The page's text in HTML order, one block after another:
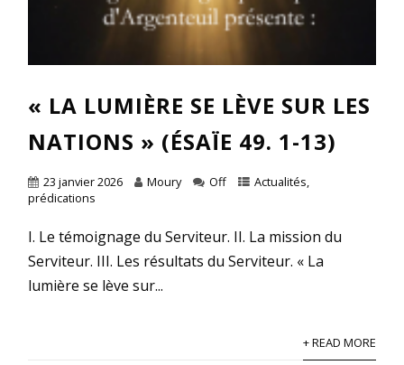
« LA LUMIÈRE SE LÈVE SUR LES
NATIONS » (ÉSAÏE 49. 1-13)
23 janvier 2026 Moury Off Actualités,
prédications
I. Le témoignage du Serviteur. II. La mission du
Serviteur. III. Les résultats du Serviteur. « La
lumière se lève sur...
+ READ MORE